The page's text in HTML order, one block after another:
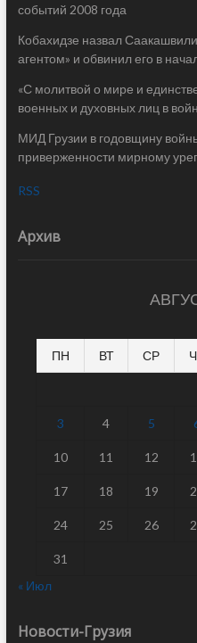
событий 2008 года
Кобахидзе назвал
агентом» и обвинил его в
«С молитвой о мире и
военных и духовных лиц в
МИД Грузии в годовщину
приверженности мирному
RSS
Архив
ПН ВТ СР
3 4 5
10 11 12
17 18 19
24 25 26
31
« Июл
Новости-Грузия